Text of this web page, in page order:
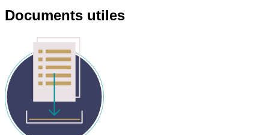
Documents utiles